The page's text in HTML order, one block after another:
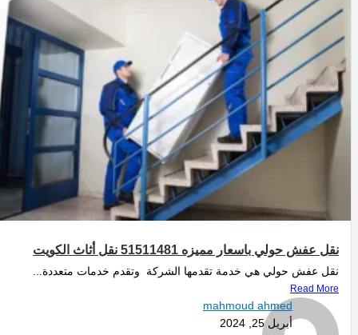
نقل عفش حولي باسعار مميزه 51511481 نقل أثاث الكويت
نقل عفش حولي هي خدمة تقدمها الشركة وتقدم خدمات متعددة...
Read More
mahmoud ahmed
أبريل 25, 2024